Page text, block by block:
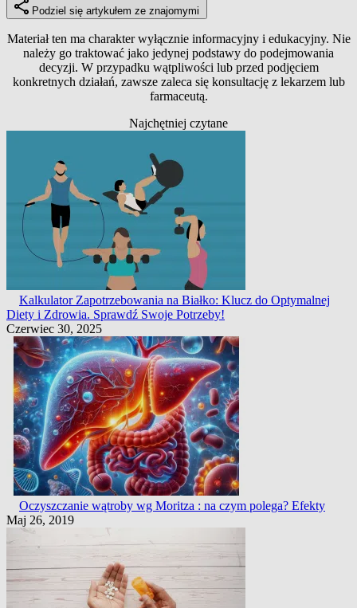
Podziel się artykułem ze znajomymi
Materiał ten ma charakter wyłącznie informacyjny i edukacyjny. Nie
należy go traktować jako jedynej podstawy do podejmowania
decyzji. W przypadku wątpliwości lub przed podjęciem
konkretnych działań, zawsze zaleca się konsultację z lekarzem lub
farmaceutą.
Najchętniej czytane
Kalkulator Zapotrzebowania na Białko: Klucz do Optymalnej
Diety i Zdrowia. Sprawdź Swoje Potrzeby!
Czerwiec 30, 2025
Oczyszczanie wątroby wg Moritza : na czym polega? Efekty
Maj 26, 2019